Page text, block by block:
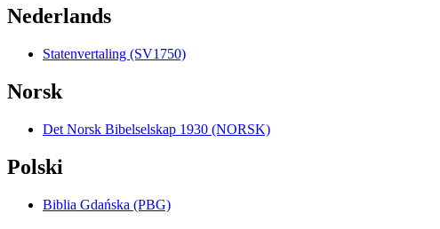
Nederlands
Statenvertaling (SV1750)
Norsk
Det Norsk Bibelselskap 1930 (NORSK)
Polski
Biblia Gdańska (PBG)